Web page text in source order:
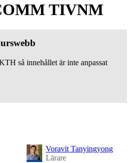
TIVNM
så innehållet är inte anpassat
Voravit Tanyingyong
Lärare